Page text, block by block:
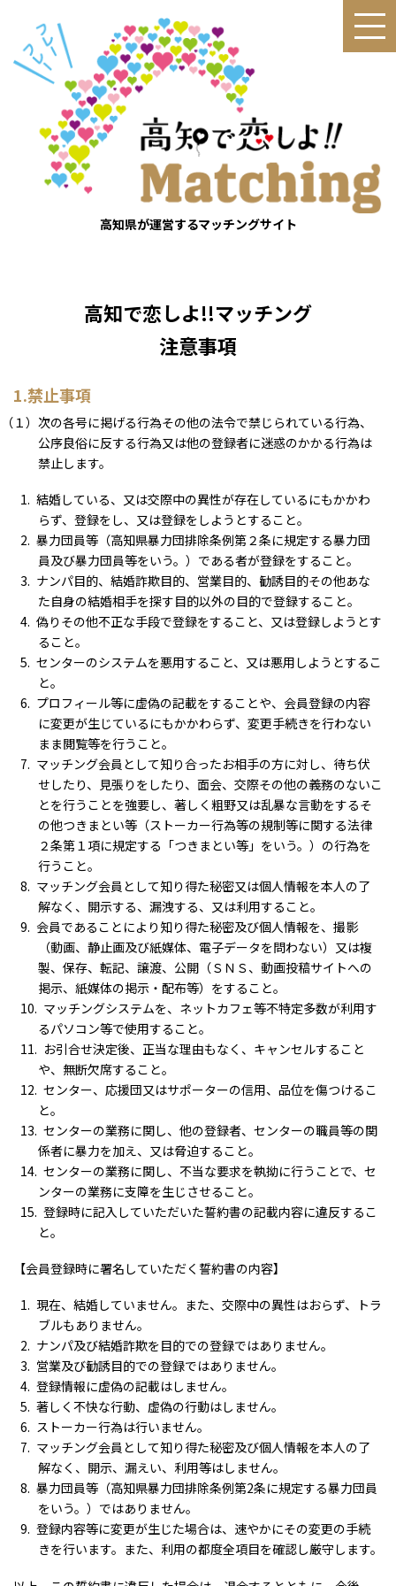
高知県が運営するマッチングサイト
高知で恋しよ!!マッチング
注意事項
1.禁止事項
（１）次の各号に掲げる行為その他の法令で禁じられている行為、
公序良俗に反する行為又は他の登録者に迷惑のかかる行為は
禁止します。
結婚している、又は交際中の異性が存在しているにもかかわ
らず、登録をし、又は登録をしようとすること。
暴力団員等（高知県暴力団排除条例第２条に規定する暴力団
員及び暴力団員等をいう。）である者が登録をすること。
ナンパ目的、結婚詐欺目的、営業目的、勧誘目的その他あな
た自身の結婚相手を探す目的以外の目的で登録すること。
偽りその他不正な手段で登録をすること、又は登録しようとす
ること。
センターのシステムを悪用すること、又は悪用しようとするこ
と。
プロフィール等に虚偽の記載をすることや、会員登録の内容
に変更が生じているにもかかわらず、変更手続きを行わない
まま閲覧等を行うこと。
マッチング会員として知り合ったお相手の方に対し、待ち伏
せしたり、見張りをしたり、面会、交際その他の義務のないこ
とを行うことを強要し、著しく粗野又は乱暴な言動をするそ
の他つきまとい等（ストーカー行為等の規制等に関する法律
２条第１項に規定する「つきまとい等」をいう。）の行為を
行うこと。
マッチング会員として知り得た秘密又は個人情報を本人の了
解なく、開示する、漏洩する、又は利用すること。
会員であることにより知り得た秘密及び個人情報を、撮影
（動画、静止画及び紙媒体、電子データを問わない）又は複
製、保存、転記、譲渡、公開（ＳＮＳ、動画投稿サイトへの
掲示、紙媒体の掲示・配布等）をすること。
マッチングシステムを、ネットカフェ等不特定多数が利用す
るパソコン等で使用すること。
お引合せ決定後、正当な理由もなく、キャンセルすること
や、無断欠席すること。
センター、応援団又はサポーターの信用、品位を傷つけるこ
と。
センターの業務に関し、他の登録者、センターの職員等の関
係者に暴力を加え、又は脅迫すること。
センターの業務に関し、不当な要求を執拗に行うことで、セ
ンターの業務に支障を生じさせること。
登録時に記入していただいた誓約書の記載内容に違反するこ
と。
【会員登録時に署名していただく誓約書の内容】
現在、結婚していません。また、交際中の異性はおらず、トラ
ブルもありません。
ナンパ及び結婚詐欺を目的での登録ではありません。
営業及び勧誘目的での登録ではありません。
登録情報に虚偽の記載はしません。
著しく不快な行動、虚偽の行動はしません。
ストーカー行為は行いません。
マッチング会員として知り得た秘密及び個人情報を本人の了
解なく、開示、漏えい、利用等はしません。
暴力団員等（高知県暴力団排除条例第2条に規定する暴力団員
をいう。）ではありません。
登録内容等に変更が生じた場合は、速やかにその変更の手続
きを行います。また、利用の都度全項目を確認し厳守します。